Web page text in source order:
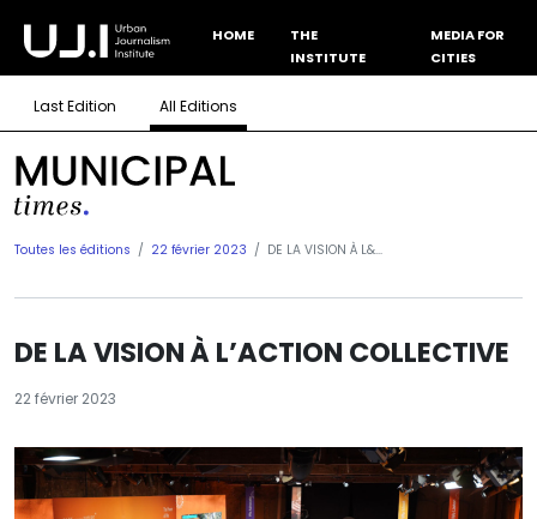
HOME
THE
INSTITUTE
MEDIA FOR
CITIES
Last Edition All Editions
Toutes les éditions 22 février 2023 DE LA VISION À L&...
DE LA VISION À L’ACTION COLLECTIVE
22 février 2023